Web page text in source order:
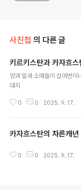
사진첩 의 다른 글
키르키스탄과 카자흐스
양과 말과 소떼들이 십여번이
대지
0 0 2025. 9. 17.
카자흐스탄의 차른캐년
0 0 2025. 9. 17.